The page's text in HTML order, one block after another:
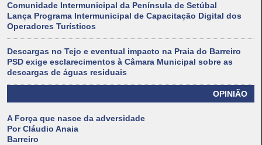
Comunidade Intermunicipal da Península de Setúbal
Lança Programa Intermunicipal de Capacitação Digital dos
Operadores Turísticos
Descargas no Tejo e eventual impacto na Praia do Barreiro
PSD exige esclarecimentos à Câmara Municipal sobre as
descargas de águas residuais
OPINIÃO
A Força que nasce da adversidade
Por Cláudio Anaia
Barreiro